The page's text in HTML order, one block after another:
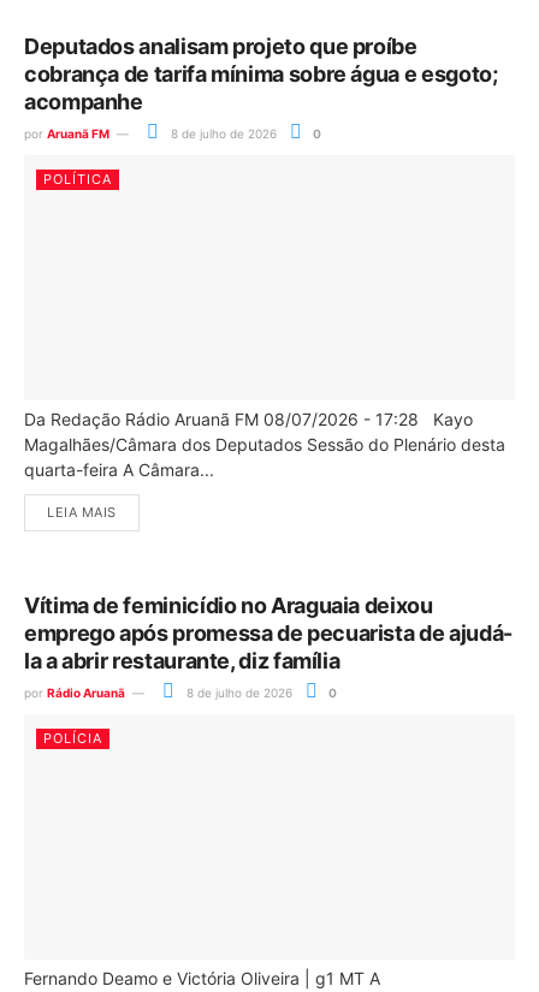
Deputados analisam projeto que proíbe
cobrança de tarifa mínima sobre água e esgoto;
acompanhe
por Aruanã FM 8 de julho de 2026 0
POLÍTICA
Da Redação Rádio Aruanã FM 08/07/2026 - 17:28 Kayo
Magalhães/Câmara dos Deputados Sessão do Plenário desta
quarta-feira A Câmara...
LEIA MAIS
Vítima de feminicídio no Araguaia deixou
emprego após promessa de pecuarista de ajudá-
la a abrir restaurante, diz família
por Rádio Aruanã 8 de julho de 2026 0
POLÍCIA
Fernando Deamo e Victória Oliveira | g1 MT A